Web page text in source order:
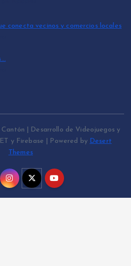
conecta vecinos y comercios locales
| Desarrollo de Videojuegos y
y Firebase | Powered by Desert
Themes